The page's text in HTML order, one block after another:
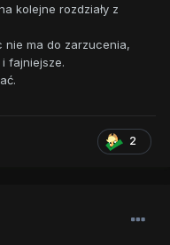
kolejne rozdziały z
nie ma do zarzucenia,
fajniejsze.
2